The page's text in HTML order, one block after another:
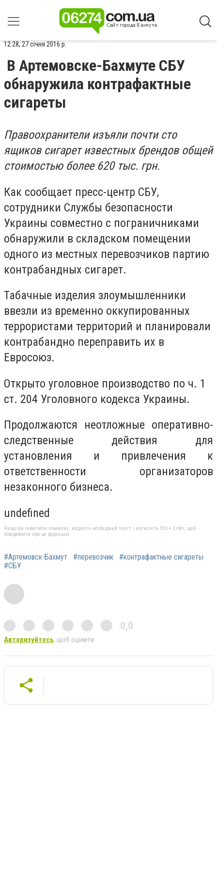
12:28, 27 січня 2016 р.
В Артемовске-Бахмуте СБУ
обнаружила контрафактные
сигареты
Правоохранители изъяли почти сто
ящиков сигарет известных брендов общей
стоимостью более 620 тыс. грн.
Как сообщает пресс-центр СБУ,
сотрудники Службы безопасности
Украины совместно с пограничниками
обнаружили в складском помещении
одного из местных перевозчиков партию
контрабандных сигарет.
Табачные изделия злоумышленники
ввезли из временно оккупированных
террористами территорий и планировали
контрабандно переправить их в
Евросоюз.
Открыто уголовное производство по ч. 1
ст. 204 Уголовного кодекса Украины.
Продолжаются неотложные оперативно-
следственные действия для
установления и привлечения к
ответственности организаторов
незаконного бизнеса.
undefined
Якщо ви помітили помилку, виділіть необхідний текст і натисніть Ctrl + Enter, щоб
повідомити про це редакцію
#Артемовск-Бахмут #перевозчик
#контрафактные сигареты
#СБУ
0,0
Авторизуйтесь, щоб оцінити